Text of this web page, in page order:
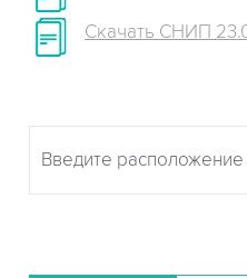
Скачать СНИП